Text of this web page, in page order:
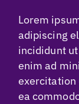
Lorem
adipiscing
incididunt
enim ad
exercitation
ea